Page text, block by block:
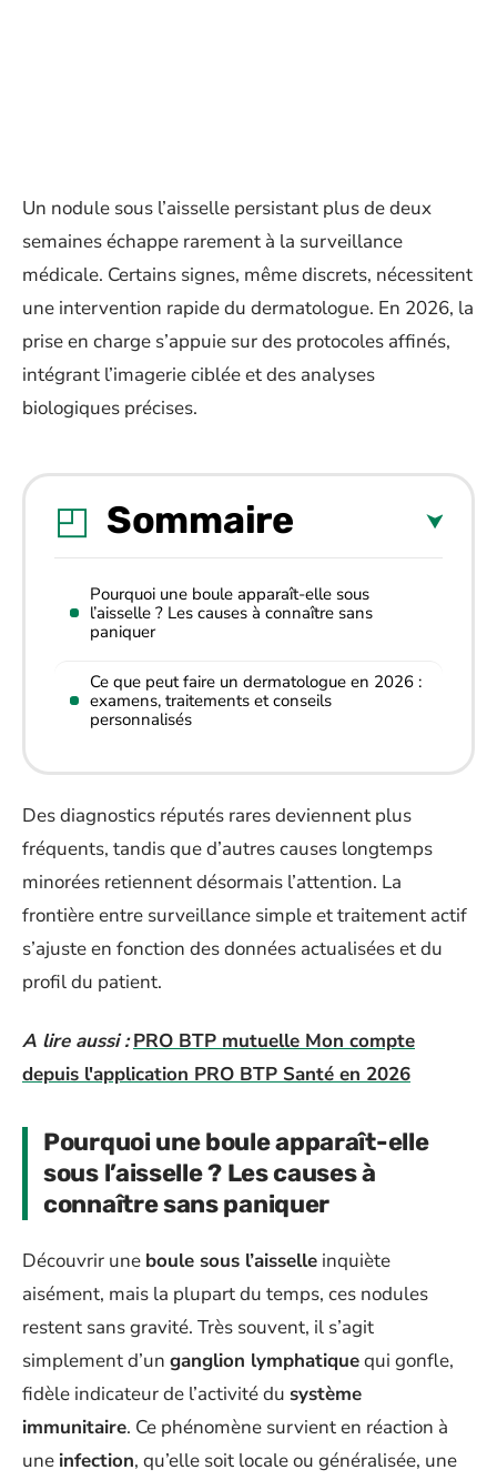
Un nodule sous l’aisselle persistant plus de deux
semaines échappe rarement à la surveillance
médicale. Certains signes, même discrets, nécessitent
une intervention rapide du dermatologue. En 2026, la
prise en charge s’appuie sur des protocoles affinés,
intégrant l’imagerie ciblée et des analyses
biologiques précises.
Sommaire
Pourquoi une boule apparaît-elle sous
l’aisselle ? Les causes à connaître sans
paniquer
Ce que peut faire un dermatologue en 2026 :
examens, traitements et conseils
personnalisés
Des diagnostics réputés rares deviennent plus
fréquents, tandis que d’autres causes longtemps
minorées retiennent désormais l’attention. La
frontière entre surveillance simple et traitement actif
s’ajuste en fonction des données actualisées et du
profil du patient.
A lire aussi : PRO BTP mutuelle Mon compte
depuis l'application PRO BTP Santé en 2026
Pourquoi une boule apparaît-elle
sous l’aisselle ? Les causes à
connaître sans paniquer
Découvrir une boule sous l’aisselle inquiète
aisément, mais la plupart du temps, ces nodules
restent sans gravité. Très souvent, il s’agit
simplement d’un ganglion lymphatiquequi gonfle,
fidèle indicateur de l’activité du système
immunitaire. Ce phénomène survient en réaction à
une infection, qu’elle soit locale ou généralisée, une